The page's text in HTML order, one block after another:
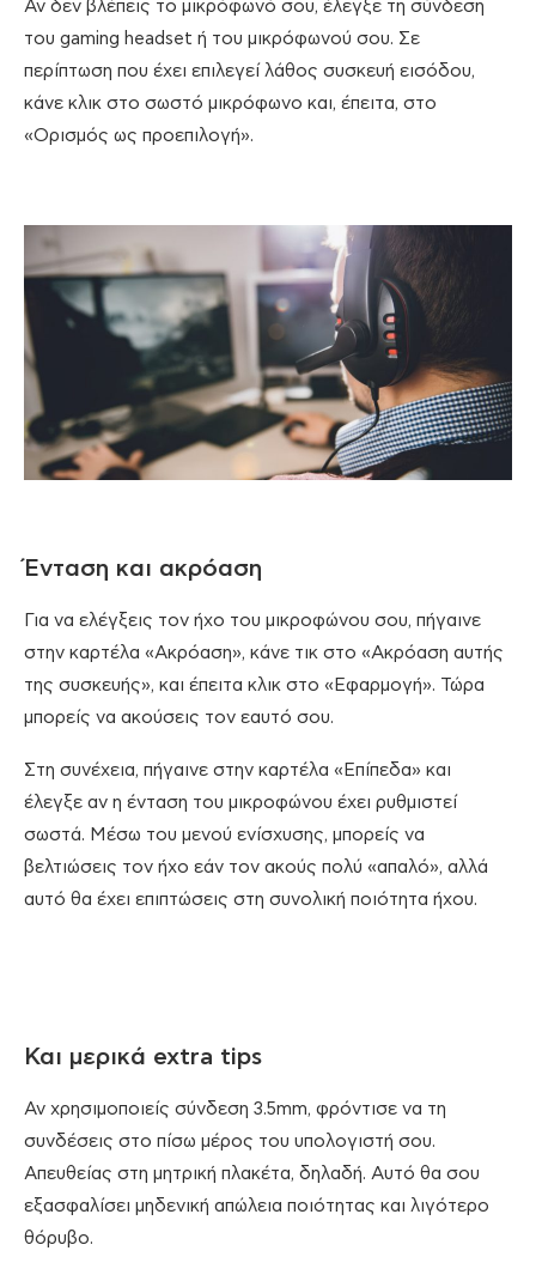
Αν δεν βλέπεις το μικρόφωνό σου, έλεγξε τη σύνδεση
του gaming headset ή του μικρόφωνού σου. Σε
περίπτωση που έχει επιλεγεί λάθος συσκευή εισόδου,
κάνε κλικ στο σωστό μικρόφωνο και, έπειτα, στο
«Ορισμός ως προεπιλογή».
Ένταση και ακρόαση
Για να ελέγξεις τον ήχο του μικροφώνου σου, πήγαινε
στην καρτέλα «Ακρόαση», κάνε τικ στο «Ακρόαση αυτής
της συσκευής», και έπειτα κλικ στο «Εφαρμογή». Τώρα
μπορείς να ακούσεις τον εαυτό σου.
Στη συνέχεια, πήγαινε στην καρτέλα «Επίπεδα» και
έλεγξε αν η ένταση του μικροφώνου έχει ρυθμιστεί
σωστά. Μέσω του μενού ενίσχυσης, μπορείς να
βελτιώσεις τον ήχο εάν τον ακούς πολύ «απαλό», αλλά
αυτό θα έχει επιπτώσεις στη συνολική ποιότητα ήχου.
Και μερικά extra tips
Αν χρησιμοποιείς σύνδεση 3.5mm, φρόντισε να τη
συνδέσεις στο πίσω μέρος του υπολογιστή σου.
Απευθείας στη μητρική πλακέτα, δηλαδή. Αυτό θα σου
εξασφαλίσει μηδενική απώλεια ποιότητας και λιγότερο
θόρυβο.